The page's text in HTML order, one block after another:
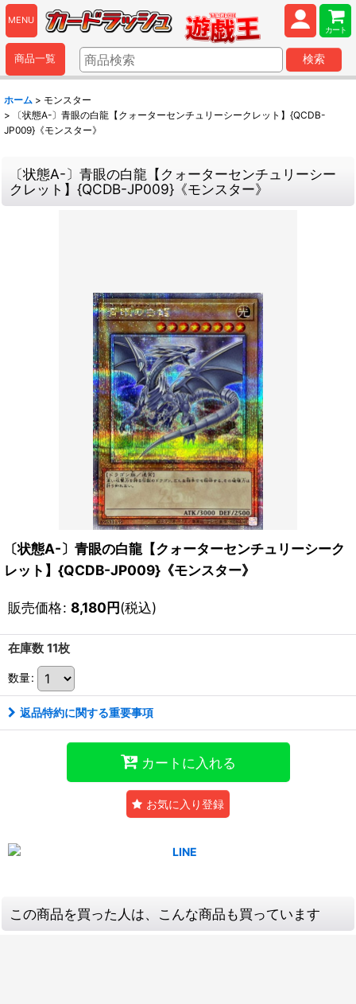
MENU
カート
商品一覧 検索
ホーム > モンスター
>
〔状態A-〕青眼の白龍【クォーターセンチュリーシークレット】{QCDB-
JP009}《モンスター》
〔状態A-〕青眼の白龍【クォーターセンチュリーシー
クレット】{QCDB-JP009}《モンスター》
〔状態A-〕青眼の白龍【クォーターセンチュリーシーク
レット】{QCDB-JP009}《モンスター》
販売価格: 8,180円(税込)
在庫数 11枚
数量:
返品特約に関する重要事項
カートに入れる
お気に入り登録
この商品を買った人は、こんな商品も買っています